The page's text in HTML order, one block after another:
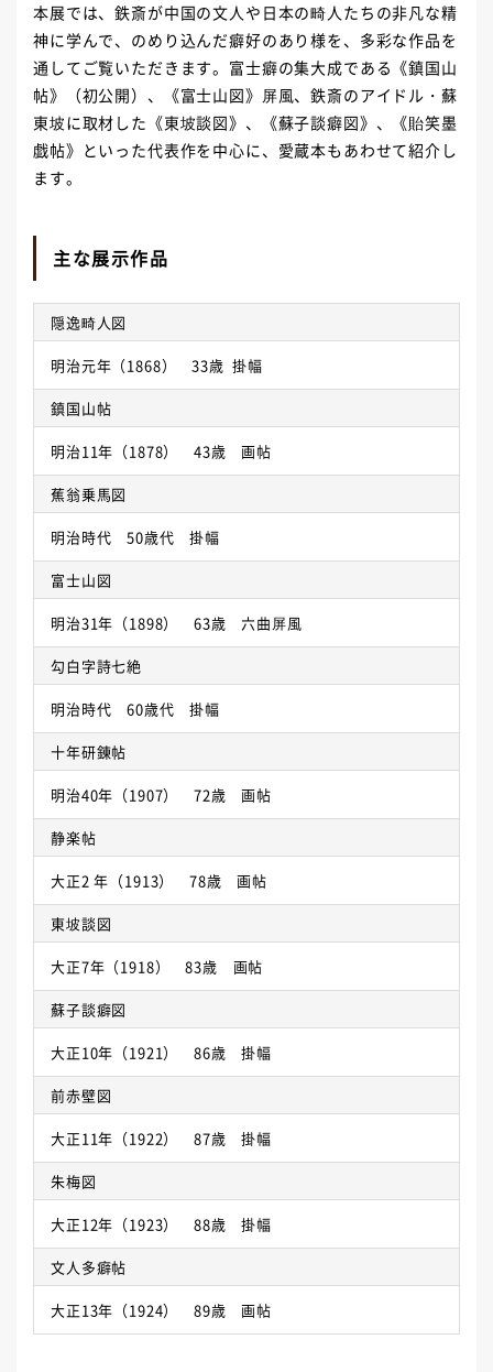
本展では、鉄斎が中国の文人や日本の畸人たちの非凡な精
神に学んで、のめり込んだ癖好のあり様を、多彩な作品を
通してご覧いただきます。富士癖の集大成である《鎮国山
帖》（初公開）、《富士山図》屏風、鉄斎のアイドル・蘇
東坡に取材した《東坡談図》、《蘇子談癖図》、《貽笑墨
戯帖》といった代表作を中心に、愛蔵本もあわせて紹介し
ます。
主な展示作品
隠逸畸人図
明治元年（1868） 33歳 掛幅
鎮国山帖
明治11年（1878） 43歳 画帖
蕉翁乗馬図
明治時代 50歳代 掛幅
富士山図
明治31年（1898） 63歳 六曲屏風
勾白字詩七絶
明治時代 60歳代 掛幅
十年研錬帖
明治40年（1907） 72歳 画帖
静楽帖
大正2 年（1913） 78歳 画帖
東坡談図
大正7年（1918） 83歳 画帖
蘇子談癖図
大正10年（1921） 86歳 掛幅
前赤壁図
大正11年（1922） 87歳 掛幅
朱梅図
大正12年（1923） 88歳 掛幅
文人多癖帖
大正13年（1924） 89歳 画帖